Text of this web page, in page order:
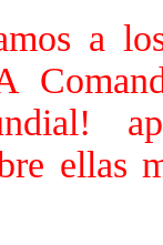
a
ellas